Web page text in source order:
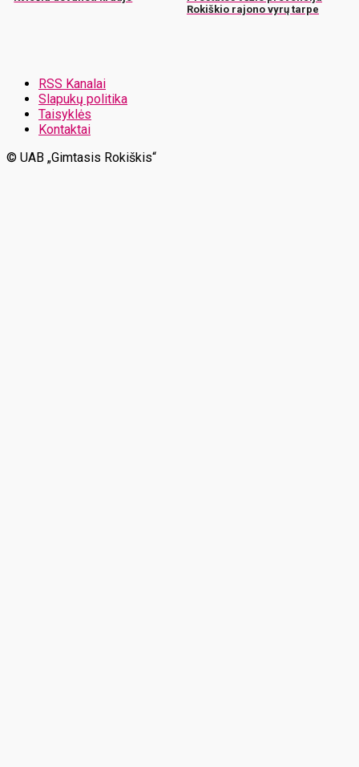
Rokiškio rajono vyrų tarpe
RSS Kanalai
Slapukų politika
Taisyklės
Kontaktai
© UAB „Gimtasis Rokiškis“